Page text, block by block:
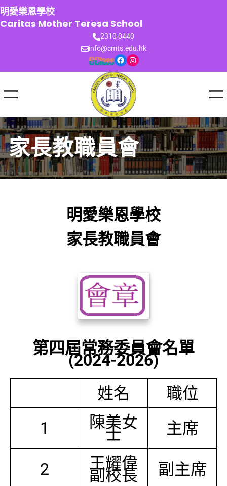
跳
至
主
明愛樂恩學校
Caritas Mother Teresa School
2310 0440
info@cmts.edu.hk
Facebook Instagram
家長教職員會
明愛樂恩學校
家長教職員會
第四屆常務委員會名單
(2024-2026)
姓名
職位
1
陳美女
士 主席
2 王耀偉
副校長 副主席